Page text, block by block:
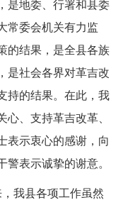
是地委、行署和县委
常委会机关有力监
的结果，是全县各族
是社会各界对革吉改
持的结果。在此，我
、支持革吉改革、
表示衷心的感谢，向
表示诚挚的谢意。
我县各项工作虽然